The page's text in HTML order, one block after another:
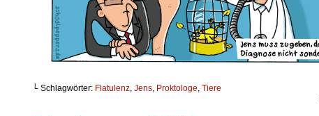
└ Schlagwörter: Flatulenz, Jens, Proktologe, Tiere